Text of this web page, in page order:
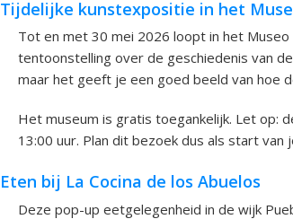
Tijdelijke kunstexpositie in het
Tot en met 30 mei 2026 loopt in het
tentoonstelling over de geschiedenis van
maar het geeft je een goed beeld van hoe
Het museum is gratis toegankelijk. Let op:
13:00 uur. Plan dit bezoek dus als start
Eten bij La Cocina de los Abuelos
Deze pop-up eetgelegenheid in de wijk